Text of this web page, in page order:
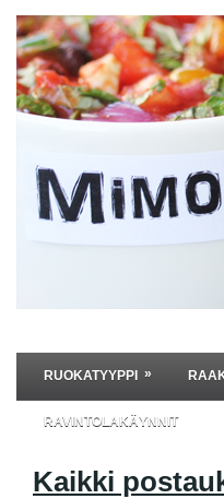
RUOKATYYPPI »
RAVINTOLAKÄYNNIT
Kaikki